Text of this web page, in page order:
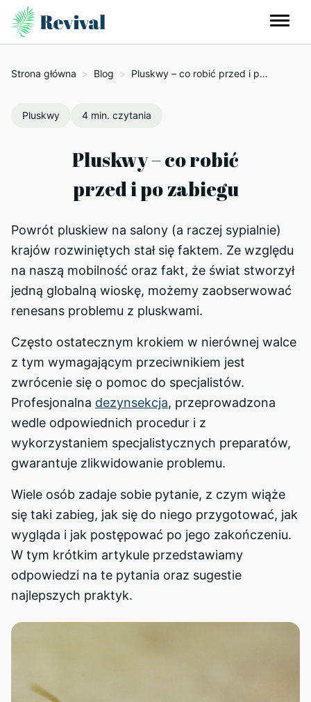
Strona główna > Blog > Pluskwy – co robić przed i po zabiegu
Pluskwy 4 min. czytania
Pluskwy – co robić
przed i po zabiegu
Powrót pluskiew na salony (a raczej sypialnie)
krajów rozwiniętych stał się faktem. Ze względu
na naszą mobilność oraz fakt, że świat stworzył
jedną globalną wioskę, możemy zaobserwować
renesans problemu z pluskwami.
Często ostatecznym krokiem w nierównej walce
z tym wymagającym przeciwnikiem jest
zwrócenie się o pomoc do specjalistów.
Profesjonalna dezynsekcja, przeprowadzona
wedle odpowiednich procedur i z
wykorzystaniem specjalistycznych preparatów,
gwarantuje zlikwidowanie problemu.
Wiele osób zadaje sobie pytanie, z czym wiąże
się taki zabieg, jak się do niego przygotować, jak
wygląda i jak postępować po jego zakończeniu.
W tym krótkim artykule przedstawiamy
odpowiedzi na te pytania oraz sugestie
najlepszych praktyk.